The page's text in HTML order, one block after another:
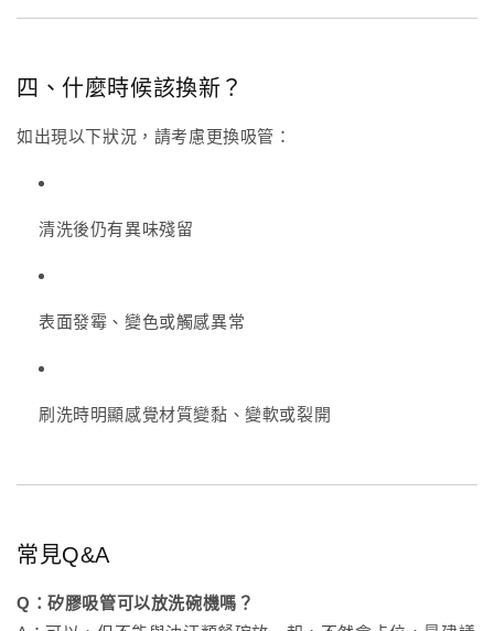
四、什麼時候該換新？
如出現以下狀況，請考慮更換吸管：
清洗後仍有異味殘留
表面發霉、變色或觸感異常
刷洗時明顯感覺材質變黏、變軟或裂開
常見Q&A
Q：矽膠吸管可以放洗碗機嗎？